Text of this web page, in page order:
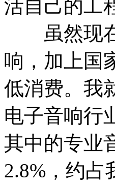
活自己的工
虽然现在
响，加上国
低消费。我
电子音响行
其中的专业
2.8%，约占